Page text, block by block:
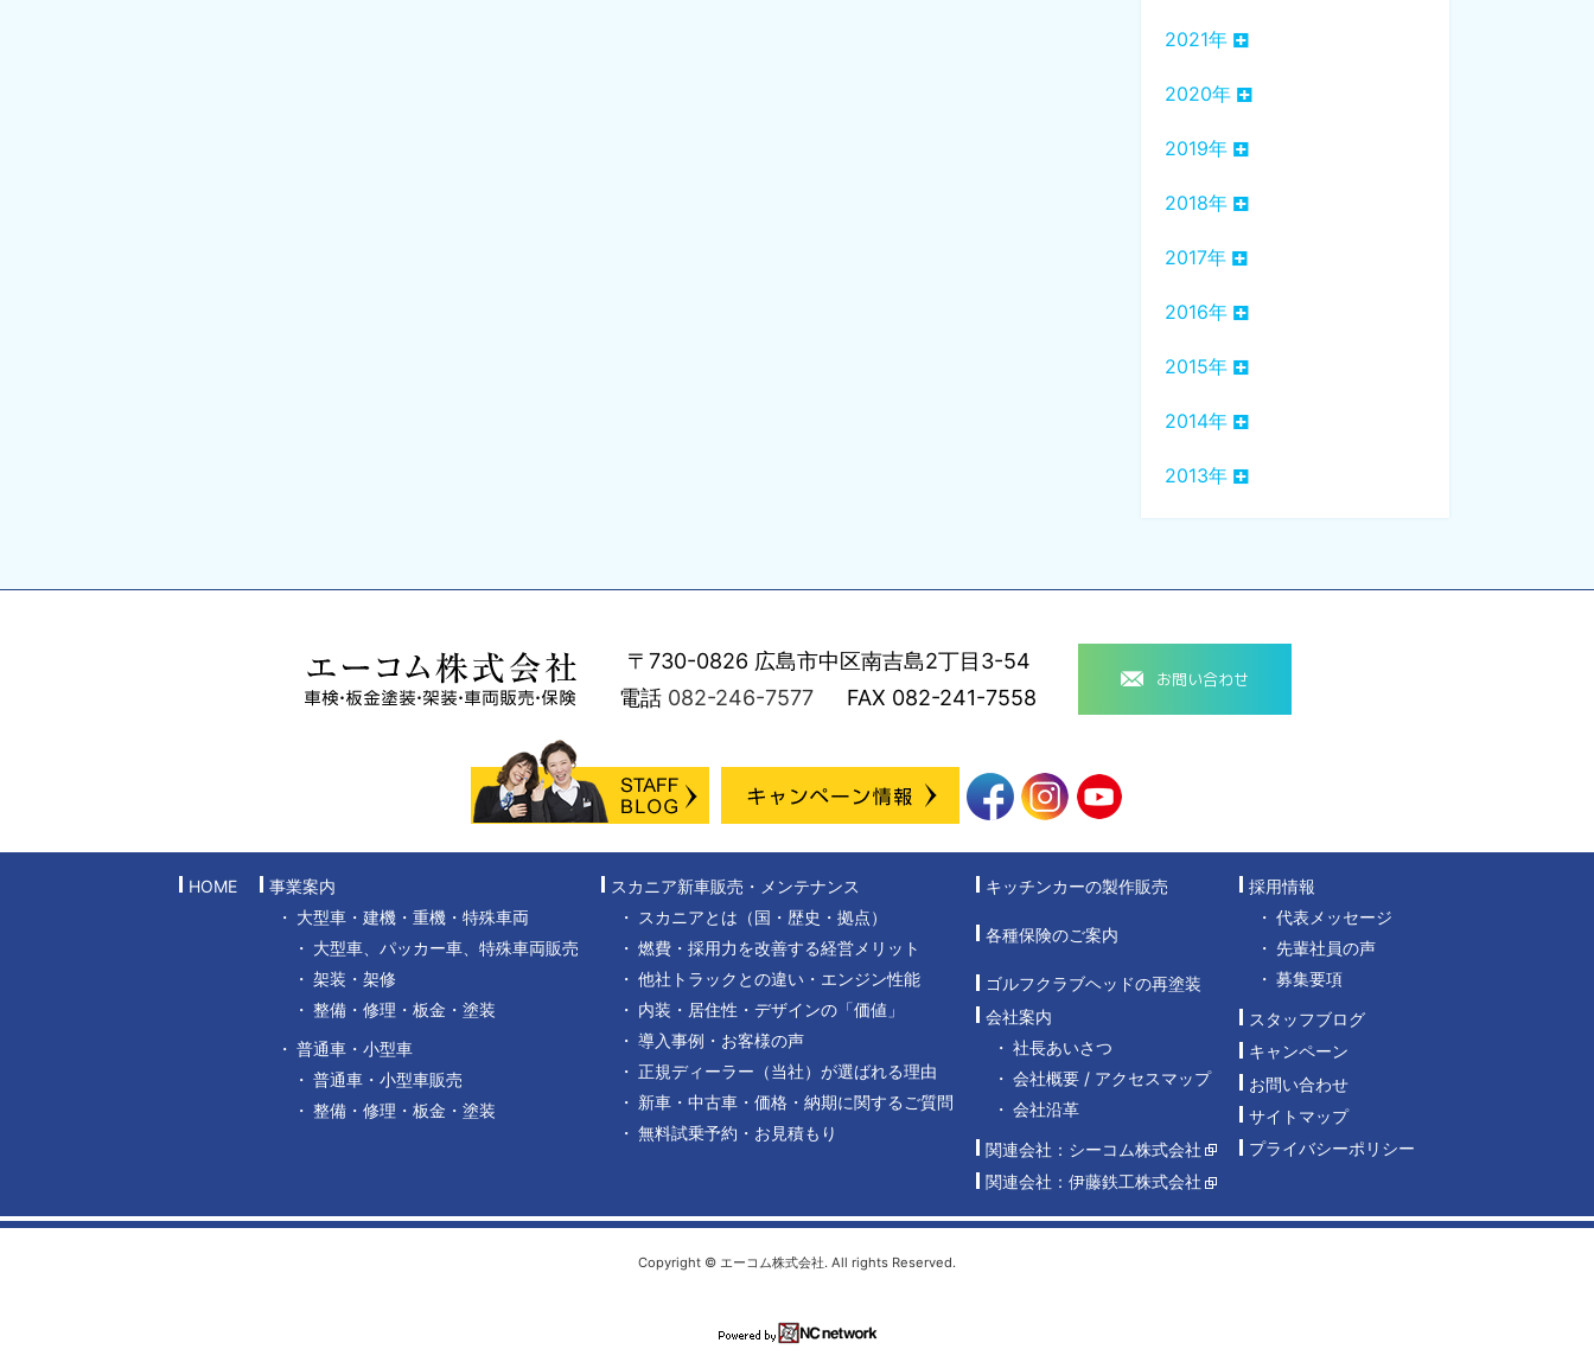
2021年
2020年
2019年
2018年
2017年
2016年
2015年
2014年
2013年
〒730-0826 広島市中区南吉島2丁目3-54
電話 082-246-7577 FAX 082-241-7558
お問い合わせ
HOME
事業案内
大型車・建機・重機・特殊車両
大型車、パッカー車、特殊車両販売
架装・架修
整備・修理・板金・塗装
普通車・小型車
普通車・小型車販売
整備・修理・板金・塗装
スカニア新車販売・メンテナンス
スカニアとは（国・歴史・拠点）
燃費・採用力を改善する経営メリット
他社トラックとの違い・エンジン性能
内装・居住性・デザインの「価値」
導入事例・お客様の声
正規ディーラー（当社）が選ばれる理由
新車・中古車・価格・納期に関するご質問
無料試乗予約・お見積もり
キッチンカーの製作販売
各種保険のご案内
ゴルフクラブヘッドの再塗装
会社案内
社長あいさつ
会社概要 / アクセスマップ
会社沿革
関連会社：シーコム株式会社
関連会社：伊藤鉄工株式会社
採用情報
代表メッセージ
先輩社員の声
募集要項
スタッフブログ
キャンペーン
お問い合わせ
サイトマップ
プライバシーポリシー
Copyright © エーコム株式会社. All rights Reserved.